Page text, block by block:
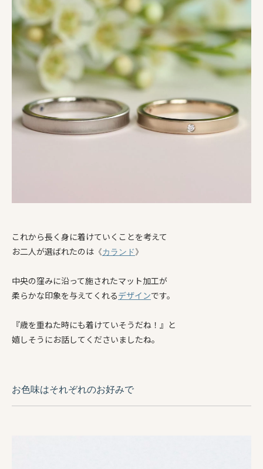
これから長く身に着けていくことを考えて
お二人が選ばれたのは 《カランド》
中央の窪みに沿って施されたマット加工が
柔らかな印象を与えてくれるデザインです。
『歳を重ねた時にも着けていそうだね！』と
嬉しそうにお話してくださいましたね。
お色味はそれぞれのお好みで